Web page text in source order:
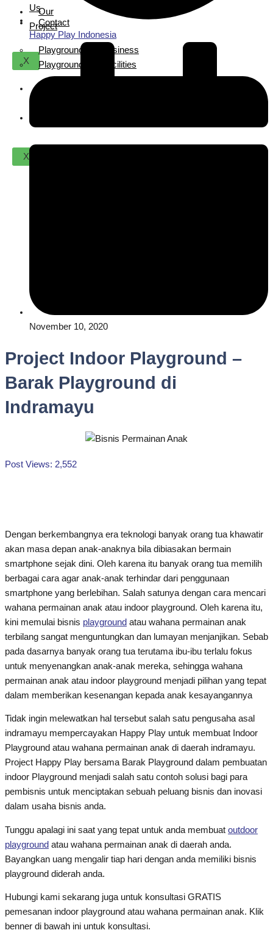
Us
Contact
X
Our
Project
Playground For Business
Playground For Facilities
Us
X
Happy Play Indonesia
November 10, 2020
Project Indoor Playground –
Barak Playground di
Indramayu
Post Views: 2,552
Dengan berkembangnya era teknologi banyak orang tua khawatir
akan masa depan anak-anaknya bila dibiasakan bermain
smartphone sejak dini. Oleh karena itu banyak orang tua memilih
berbagai cara agar anak-anak terhindar dari penggunaan
smartphone yang berlebihan. Salah satunya dengan cara mencari
wahana permainan anak atau indoor playground. Oleh karena itu,
kini memulai bisnis playground atau wahana permainan anak
terbilang sangat menguntungkan dan lumayan menjanjikan. Sebab
pada dasarnya banyak orang tua terutama ibu-ibu terlalu fokus
untuk menyenangkan anak-anak mereka, sehingga wahana
permainan anak atau indoor playground menjadi pilihan yang tepat
dalam memberikan kesenangan kepada anak kesayangannya
Tidak ingin melewatkan hal tersebut salah satu pengusaha asal
indramayu mempercayakan Happy Play untuk membuat Indoor
Playground atau wahana permainan anak di daerah indramayu.
Project Happy Play bersama Barak Playground dalam pembuatan
indoor Playground menjadi salah satu contoh solusi bagi para
pembisnis untuk menciptakan sebuah peluang bisnis dan inovasi
dalam usaha bisnis anda.
Tunggu apalagi ini saat yang tepat untuk anda membuat outdoor
playground atau wahana permainan anak di daerah anda.
Bayangkan uang mengalir tiap hari dengan anda memiliki bisnis
playground diderah anda.
Hubungi kami sekarang juga untuk konsultasi GRATIS
pemesanan indoor playground atau wahana permainan anak. Klik
benner di bawah ini untuk konsultasi.